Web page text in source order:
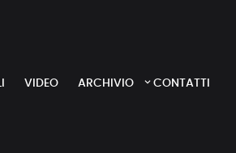
VIDEO ARCHIVIO CONTATTI